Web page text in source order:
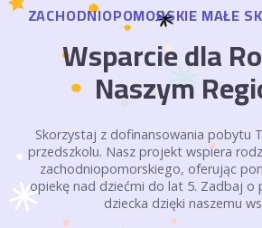
ZACHODNIOPOMORSKIE MAŁE
Wsparcie dla
Naszym
Skorzystaj z dofinansowania pobytu
przedszkolu. Nasz projekt wspiera
zachodniopomorskiego, oferując
opiekę nad dziećmi do lat 5. Zadbaj o
dziecka dzięki naszemu